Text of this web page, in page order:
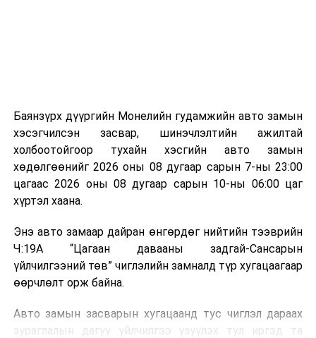
болон дулааны эрчим хүч үйлдвэрлэхэд ашиглаж
болдог. Зарим технологийн хувьд шаталтын дараа
үлдэх үнснээс фосфор зэрэг ашигт эрдсийг сэргээн
авах боломжтой аж.
Япон, Герман, Швейцар, Нидерланд, Өмнөд Солонгос
зэрэг улс лаг хатаах, шатаах технологийг ашиглаж
байна. Тухайлбал, Германд лаг шатаах үйлдвэрээс
гарсан үнснээс фосфор сэргээн авах технологи
ашигладаг бол Нидерландад төвлөрсөн лаг
боловсруулах үйлдвэрүүдээр дулаан, цахилгаан
Ийнхүү лаг хатаах, шатаах технологийг лагийн
Баянзүрх дүүргийн Монелийн гудамжийн авто замын
хэсэгчилсэн засвар, шинэчлэлтийн ажилтай
холбоотойгоор тухайн хэсгийн авто замын
хөдөлгөөнийг 2026 оны 08 дугаар сарын 7-ны 23:00
цагаас 2026 оны 08 дугаар сарын 10-ны 06:00 цаг
хүртэл хаана.
Энэ авто замаар дайран өнгөрдөг нийтийн тээврийн
Ч:19А “Цагаан давааны задгай-Сансарын
үйлчилгээний төв” чиглэлийн замналд түр хугацаагаар
өөрчлөлт орж байна.
Авто замын засварын хугацаанд тус чиглэл дараах
зураглалын дагуу үйлчилгээ үзүүлэх тул иргэд та